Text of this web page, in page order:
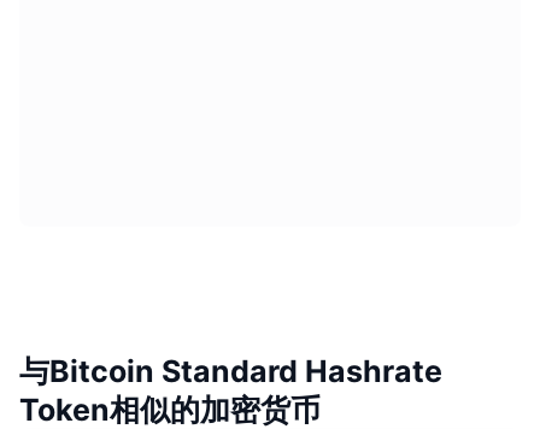
与Bitcoin Standard Hashrate
Token相似的加密货币